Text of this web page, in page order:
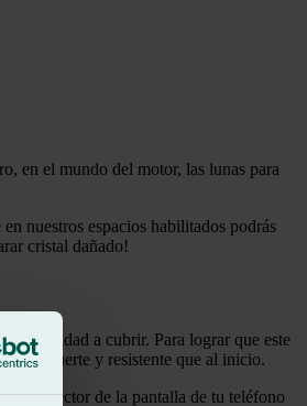
en el mundo del motor, las lunas para
nuestros espacios habilitados podrás
cristal dañado!
necesidad a cubrir. Para lograr que este
duro, fuerte y resistente que al inicio.
el protector de la pantalla de tu teléfono